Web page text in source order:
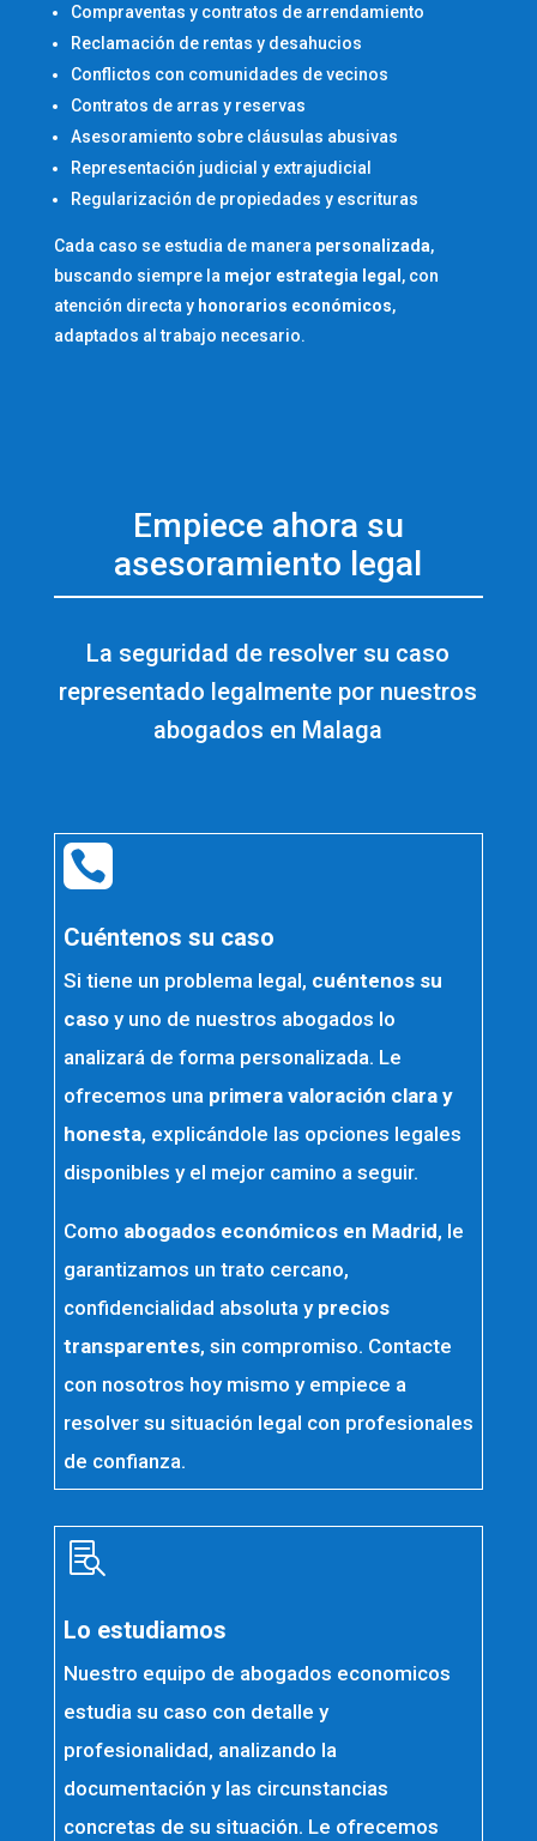
Compraventas y contratos de arrendamiento
Reclamación de rentas y desahucios
Conflictos con comunidades de vecinos
Contratos de arras y reservas
Asesoramiento sobre cláusulas abusivas
Representación judicial y extrajudicial
Regularización de propiedades y escrituras
Cada caso se estudia de manera personalizada,
buscando siempre la mejor estrategia legal , con
atención directa y honorarios económicos,
adaptados al trabajo necesario.
Empiece ahora su
asesoramiento legal
La seguridad de resolver su caso
representado legalmente por nuestros
abogados en Malaga

Cuéntenos su caso
Si tiene un problema legal, cuéntenos su
casoy uno de nuestros abogados lo
analizará de forma personalizada. Le
ofrecemos una primera valoración clara y
honesta, explicándole las opciones legales
disponibles y el mejor camino a seguir.
Como abogados económicos en Madrid, le
garantizamos un trato cercano,
confidencialidad absoluta y precios
transparentes, sin compromiso. Contacte
con nosotros hoy mismo y empiece a
resolver su situación legal con profesionales
de confianza.

Lo estudiamos
Nuestro equipo de abogados economicos
estudia su caso con detalle y
profesionalidad, analizando la
documentación y las circunstancias
concretas de su situación. Le ofrecemos